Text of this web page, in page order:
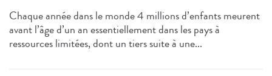
Chaque année dans le monde 4 millions d’enfants meurent
avant l’âge d’un an essentiellement dans les pays à
ressources limitées, dont un tiers suite à une...